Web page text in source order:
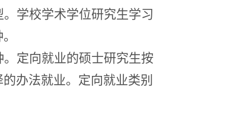
学校学术学位研究生学习
定向就业的硕士研究生按
办法就业。定向就业类别